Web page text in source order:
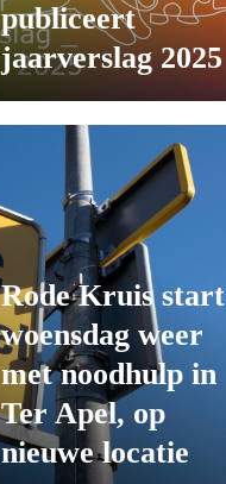
publiceert
jaarverslag 2025
Rode Kruis start
woensdag weer
met noodhulp in
Ter Apel, op
nieuwe locatie